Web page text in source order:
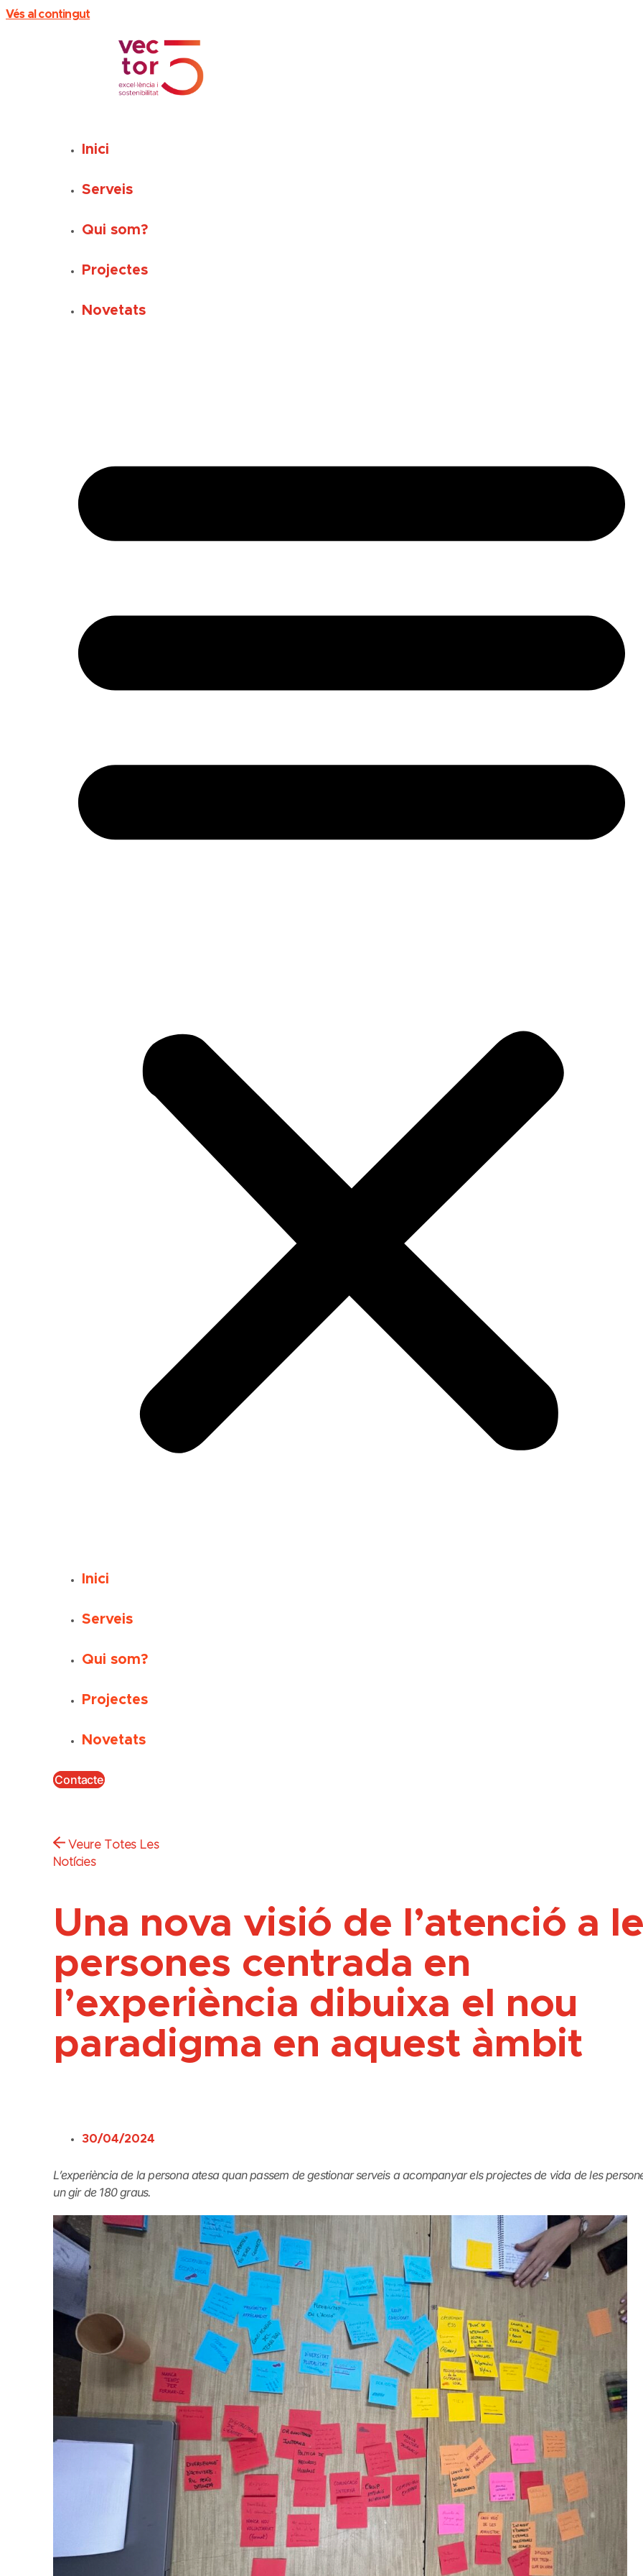
Vés al contingut
Inici
Serveis
Qui som?
Projectes
Novetats
Inici
Serveis
Qui som?
Projectes
Novetats
Contacte
Veure Totes Les
Notícies
Una nova visió de l’atenció a
persones centrada en
l’experiència dibuixa el nou
paradigma en aquest àmbit
30/04/2024
L’experiència de la persona atesa quan passem de gestionar serveis a acompanyar els projectes de vida de les
un gir de 180 graus.